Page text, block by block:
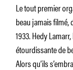
Le tout premier
beau jamais filmé,
1933. Hedy
étourdissante de
Alors qu’ils